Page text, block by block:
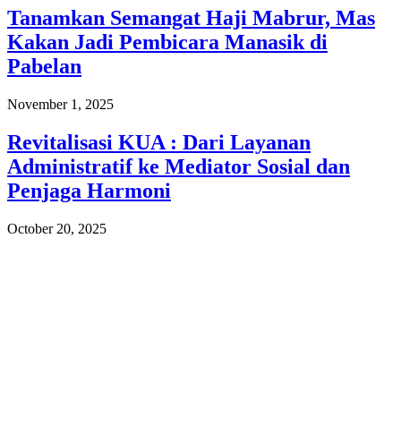
Tanamkan Semangat Haji Mabrur, Mas
Kakan Jadi Pembicara Manasik di
Pabelan
November 1, 2025
Revitalisasi KUA : Dari Layanan
Administratif ke Mediator Sosial dan
Penjaga Harmoni
October 20, 2025